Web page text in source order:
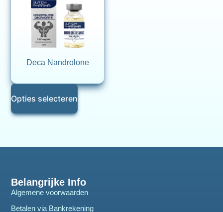
Deca Nandrolone
Opties selecteren
Belangrijke Info
Algemene voorwaarden
Betalen via Bankrekening